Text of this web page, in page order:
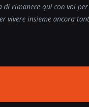
rimanere qui con voi
vivere insieme ancora